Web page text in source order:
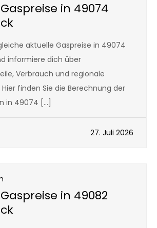
in 49074
aktuelle Gaspreise in 49074
informiere dich über
Verbrauch und regionale
finden Sie die Berechnung der
in 49074 […]
27. Juli 2026
in 49082